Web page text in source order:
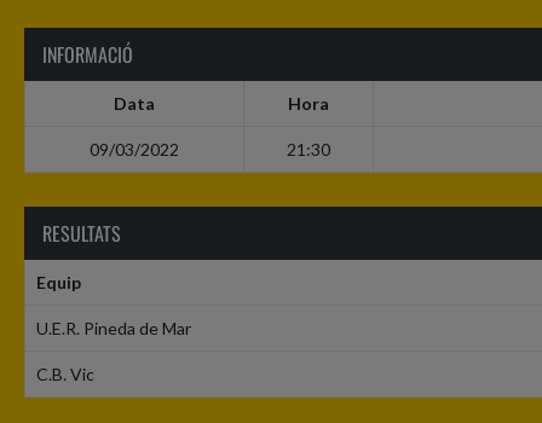
INFORMACIÓ
Data Hora
09/03/2022 21:30
RESULTATS
Equip
U.E.R. Pineda de Mar
C.B. Vic